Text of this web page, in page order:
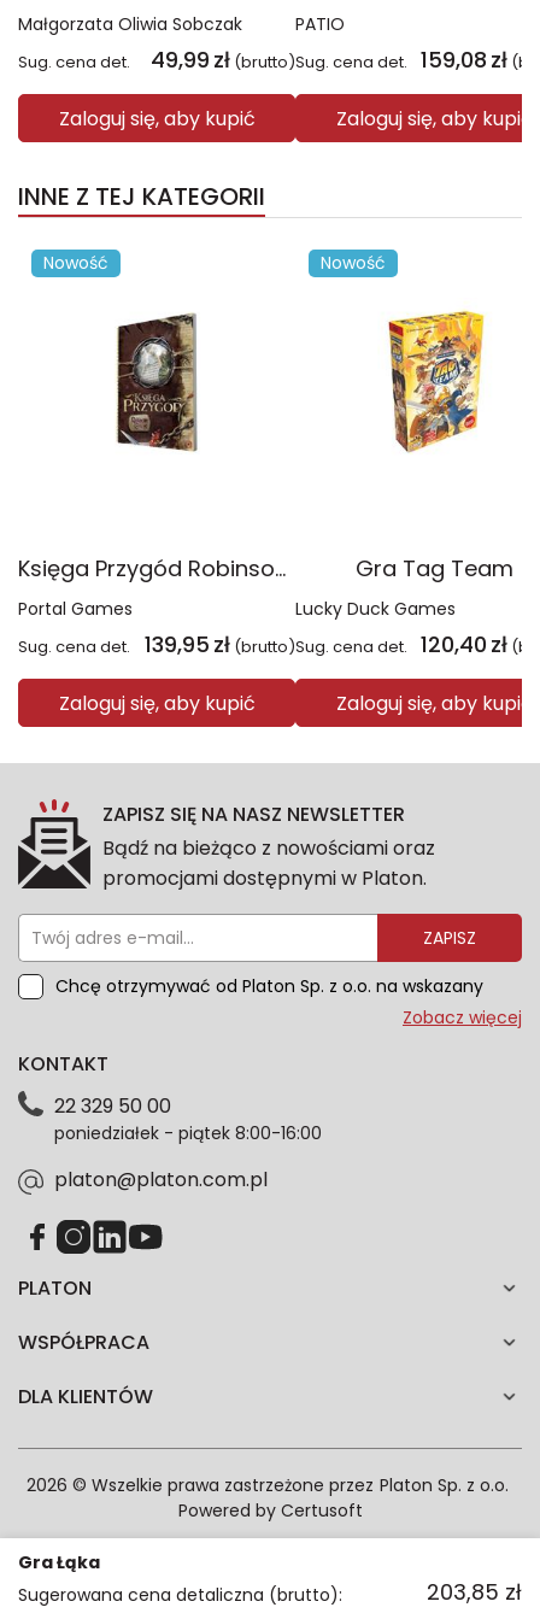
Małgorzata Oliwia Sobczak
Sug. cena det. 49,99 zł (brutto)
Zaloguj się, aby kupić
PATIO
Sug. cena det. 159,08 zł
Zaloguj się, aby kupić
INNE Z TEJ KATEGORII
Nowość
Księga Przygód Robinson Crusoe
Portal Games
Sug. cena det. 139,95 zł (brutto)
Zaloguj się, aby kupić
Nowość
Gra Tag Team
Lucky Duck Games
Sug. cena det. 120,40 zł
Zaloguj się, aby kupić
Gra Łąka
Sugerowana cena detaliczna (brutto):
203,85 zł
ZAPISZ SIĘ NA NASZ NEWSLETTER
Bądź na bieżąco z nowościami oraz
promocjami dostępnymi w Platon.
ZAPISZ
Chcę otrzymywać od Platon Sp. z o.o. na wskazany
przeze mnie adres e-mail informacje marketingowe
dotyczące danych osobowych znajdziesz w naszej
każdym czasie. Wycofanie zgody nie wpłynie na
zgodność z prawem przetwarzania dokonanego przed
Zobacz więcej
PLATON
WSPÓŁPRACA
DLA KLIENTÓW
KONTAKT
22 329 50 00
poniedziałek - piątek 8:00-16:00
platon@platon.com.pl
2026 © Wszelkie prawa zastrzeżone przez Platon Sp. z o.o.
Powered by Certusoft